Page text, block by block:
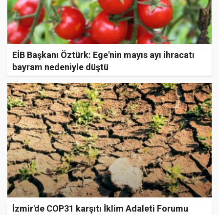
EİB Başkanı Öztürk: Ege'nin mayıs ayı ihracatı
bayram nedeniyle düştü
İzmir'de COP31 karşıtı İklim Adaleti Forumu